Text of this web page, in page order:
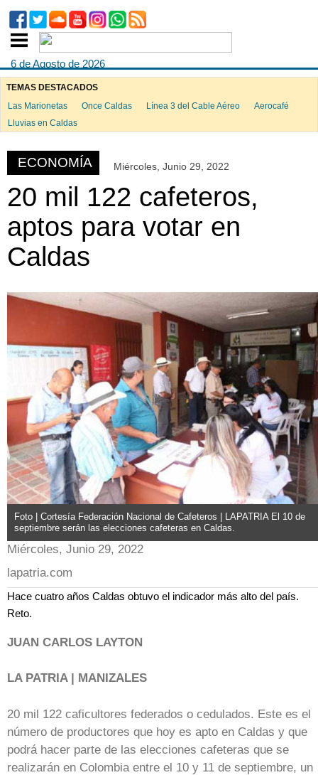
6 de Agosto de 2026
TEMAS DESTACADOS
Las Marionetas
Once Caldas Línea 3 del Cable Aéreo
Aerocafé
Lluvias en Caldas
ECONOMÍA Miércoles, Junio 29, 2022
20 mil 122 cafeteros,
aptos para votar en
Caldas
Foto | Cortesía Federación Nacional de Cafeteros | LAPATRIA El 10 de
septiembre serán las elecciones cafeteras en Caldas.
Miércoles, Junio 29, 2022
lapatria.com
Hace cuatro años Caldas obtuvo el indicador más alto del país.
Reto.
JUAN CARLOS LAYTON
LA PATRIA | MANIZALES
20 mil 122 caficultores federados o cedulados. Este es el
número de productores que hoy es apto en Caldas y que
podrá hacer parte de las elecciones cafeteras que se
realizarán en Colombia entre el 10 y 11 de septiembre, un